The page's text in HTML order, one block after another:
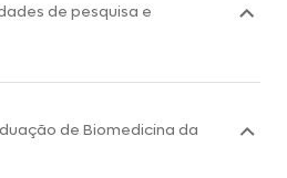
de pesquisa e
de Biomedicina da